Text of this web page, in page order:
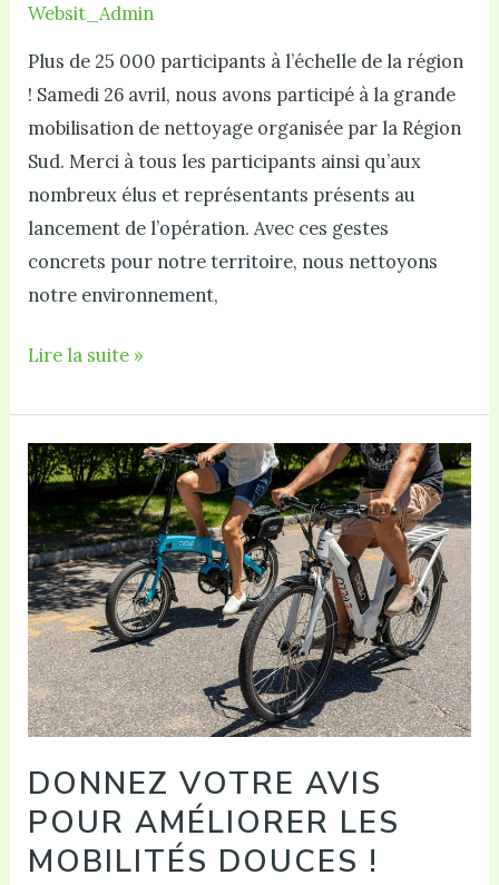
Websit_Admin
Plus de 25 000 participants à l’échelle de la région
! Samedi 26 avril, nous avons participé à la grande
mobilisation de nettoyage organisée par la Région
Sud. Merci à tous les participants ainsi qu’aux
nombreux élus et représentants présents au
lancement de l’opération. Avec ces gestes
concrets pour notre territoire, nous nettoyons
notre environnement,
Retour
video
sur
l’opération
« Nettoyons
le
sud »
Lire la suite »
DONNEZ VOTRE AVIS
POUR AMÉLIORER LES
MOBILITÉS DOUCES !